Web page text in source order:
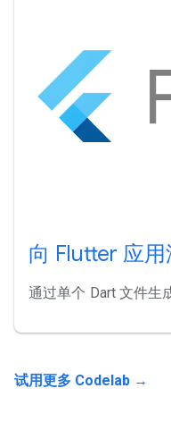
向 Flutter 应
通过单个 Dart 文件生
试用更多 Codelab →